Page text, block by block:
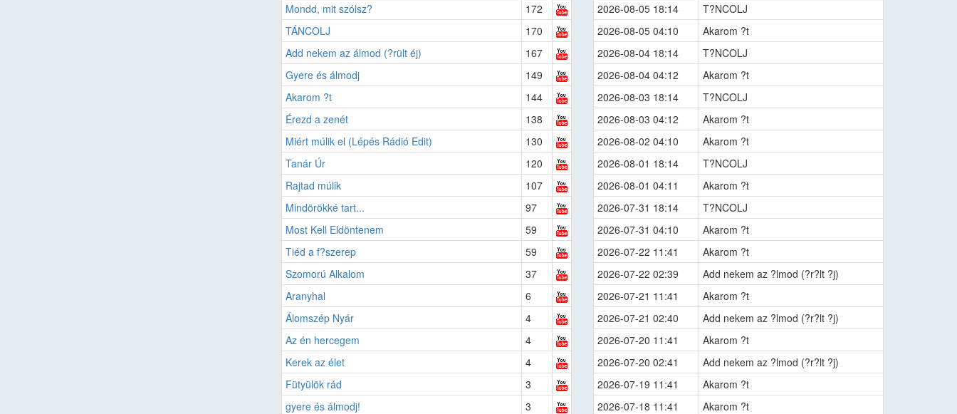
Mondd, mit szólsz?
172
TÁNCOLJ
170
Add nekem az álmod (?rült éj)
167
Gyere és álmodj
149
Akarom ?t
144
Érezd a zenét
138
Miért múlik el (Lépés Rádió Edit)
130
Tanár Úr
120
Rajtad múlik
107
Mindörökké tart...
97
Most Kell Eldöntenem
59
Tiéd a f?szerep
59
Szomorú Alkalom
37
Aranyhal
6
Álomszép Nyár
4
Az én hercegem
4
Kerek az élet
4
Fütyülök rád
3
gyere és álmodj!
3
2026-08-05 18:14
T?NCOLJ
2026-08-05 04:10
Akarom ?t
2026-08-04 18:14
T?NCOLJ
2026-08-04 04:12
Akarom ?t
2026-08-03 18:14
T?NCOLJ
2026-08-03 04:12
Akarom ?t
2026-08-02 04:10
Akarom ?t
2026-08-01 18:14
T?NCOLJ
2026-08-01 04:11
Akarom ?t
2026-07-31 18:14
T?NCOLJ
2026-07-31 04:10
Akarom ?t
2026-07-22 11:41
Akarom ?t
2026-07-22 02:39
Add nekem az ?lmod (?r?lt ?j)
2026-07-21 11:41
Akarom ?t
2026-07-21 02:40
Add nekem az ?lmod (?r?lt ?j)
2026-07-20 11:41
Akarom ?t
2026-07-20 02:41
Add nekem az ?lmod (?r?lt ?j)
2026-07-19 11:41
Akarom ?t
2026-07-18 11:41
Akarom ?t